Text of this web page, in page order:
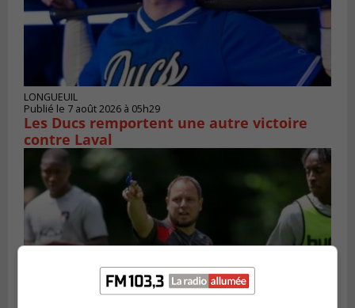
LONGUEUIL
Publié le 7 août 2026 à 05h29
Les Ducs remportent une autre victoire
contre Laval